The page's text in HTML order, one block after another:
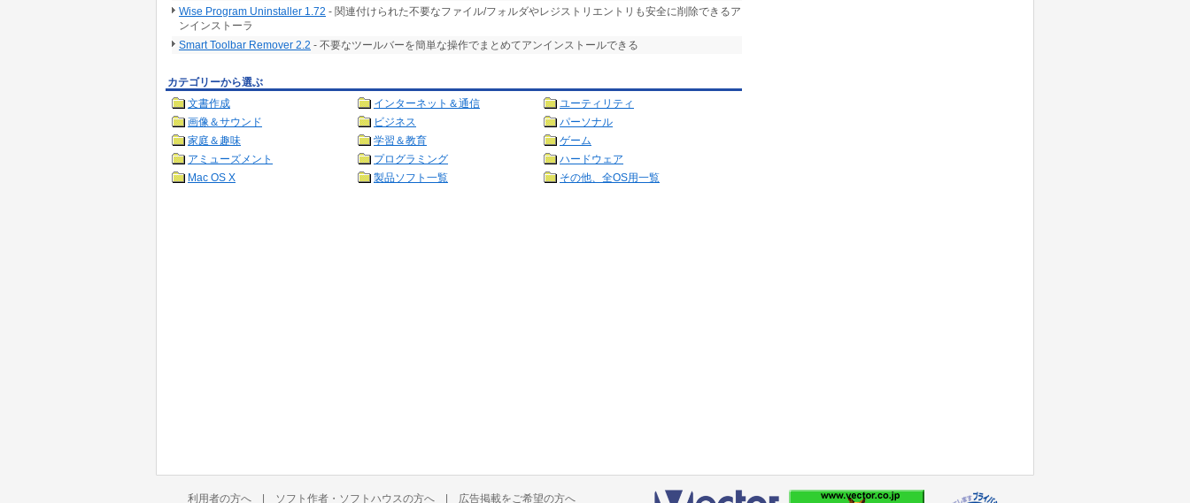
Wise Program Uninstaller 1.72 - 関連付けられた不要なファイル/フォルダやレジストリエントリも安全に削除できるア
ンインストーラ
Smart Toolbar Remover 2.2 - 不要なツールバーを簡単な操作でまとめてアンインストールできる
カテゴリーから選ぶ
文書作成
インターネット＆通信
ユーティリティ
画像＆サウンド
ビジネス
パーソナル
家庭＆趣味
学習＆教育
ゲーム
アミューズメント
プログラミング
ハードウェア
Mac OS X
製品ソフト一覧 その他、全OS用一覧
利用者の方へ | ソフト作者・ソフトハウスの方へ | 広告掲載をご希望の方へ